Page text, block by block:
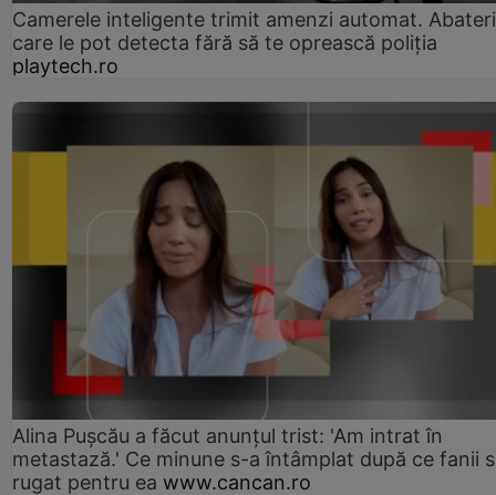
Camerele inteligente trimit amenzi automat.
care le pot detecta fără să te oprească poliția
playtech.ro
Alina Pușcău a făcut anunțul trist: 'Am intrat în
metastază.' Ce minune s-a întâmplat după ce fanii
rugat pentru ea www.cancan.ro